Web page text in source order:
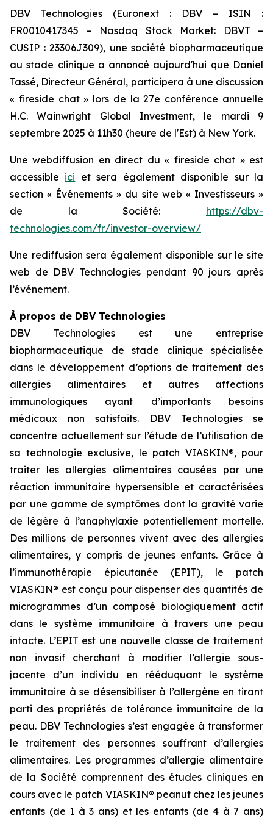
DBV Technologies (Euronext : DBV – ISIN :
FR0010417345 – Nasdaq Stock Market: DBVT –
CUSIP : 23306J309), une société biopharmaceutique
au stade clinique a annoncé aujourd'hui que Daniel
Tassé, Directeur Général, participera à une discussion
« fireside chat » lors de la 27e conférence annuelle
H.C. Wainwright Global Investment, le mardi 9
septembre 2025 à 11h30 (heure de l'Est) à New York.
Une webdiffusion en direct du « fireside chat » est
accessible ici et sera également disponible sur la
section « Événements » du site web « Investisseurs »
de la Société: https://dbv-
technologies.com/fr/investor-overview/
Une rediffusion sera également disponible sur le site
web de DBV Technologies pendant 90 jours après
l’événement.
À propos de DBV Technologies
DBV Technologies est une entreprise
biopharmaceutique de stade clinique spécialisée
dans le développement d’options de traitement des
allergies alimentaires et autres affections
immunologiques ayant d’importants besoins
médicaux non satisfaits. DBV Technologies se
concentre actuellement sur l’étude de l’utilisation de
sa technologie exclusive, le patch VIASKIN®, pour
traiter les allergies alimentaires causées par une
réaction immunitaire hypersensible et caractérisées
par une gamme de symptômes dont la gravité varie
de légère à l’anaphylaxie potentiellement mortelle.
Des millions de personnes vivent avec des allergies
alimentaires, y compris de jeunes enfants. Grâce à
l’immunothérapie épicutanée (EPIT), le patch
VIASKIN® est conçu pour dispenser des quantités de
microgrammes d’un composé biologiquement actif
dans le système immunitaire à travers une peau
intacte. L’EPIT est une nouvelle classe de traitement
non invasif cherchant à modifier l’allergie sous-
jacente d’un individu en rééduquant le système
immunitaire à se désensibiliser à l’allergène en tirant
parti des propriétés de tolérance immunitaire de la
peau. DBV Technologies s’est engagée à transformer
le traitement des personnes souffrant d’allergies
alimentaires. Les programmes d’allergie alimentaire
de la Société comprennent des études cliniques en
cours avec le patch VIASKIN® peanut chez les jeunes
enfants (de 1 à 3 ans) et les enfants (de 4 à 7 ans)